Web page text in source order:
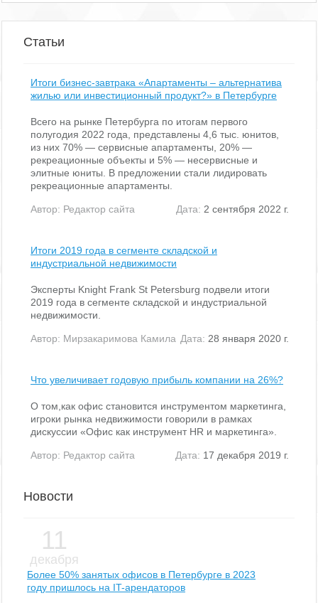
Статьи
Итоги бизнес-завтрака «Апартаменты – альтернатива
жилью или инвестиционный продукт?» в Петербурге
Всего на рынке Петербурга по итогам первого
полугодия 2022 года, представлены 4,6 тыс. юнитов,
из них 70% — сервисные апартаменты, 20% —
рекреационные объекты и 5% — несервисные и
элитные юниты. В предложении стали лидировать
рекреационные апартаменты.
Автор: Редактор сайта Дата: 2 сентября 2022 г.
Итоги 2019 года в сегменте складской и
индустриальной недвижимости
Эксперты Knight Frank St Petersburg подвели итоги
2019 года в сегменте складской и индустриальной
недвижимости.
Автор: Мирзакаримова Камила Дата: 28 января 2020 г.
Что увеличивает годовую прибыль компании на 26%?
О том,как офис становится инструментом маркетинга,
игроки рынка недвижимости говорили в рамках
дискуссии «Офис как инструмент HR и маркетинга».
Автор: Редактор сайта Дата: 17 декабря 2019 г.
Новости
11
декабря
Более 50% занятых офисов в Петербурге в 2023
году пришлось на IT-арендаторов